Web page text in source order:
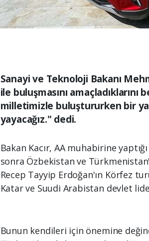
Sanayi ve Teknoloji Bakanı
ile buluşmasını
milletimizle buluştururken bir
yayacağız." dedi.
Bakan Kacır, AA muhabirine
sonra Özbekistan ve
Recep Tayyip Erdoğan'ın Körfez
Katar ve Suudi Arabistan devlet
Bunun kendileri için önemine